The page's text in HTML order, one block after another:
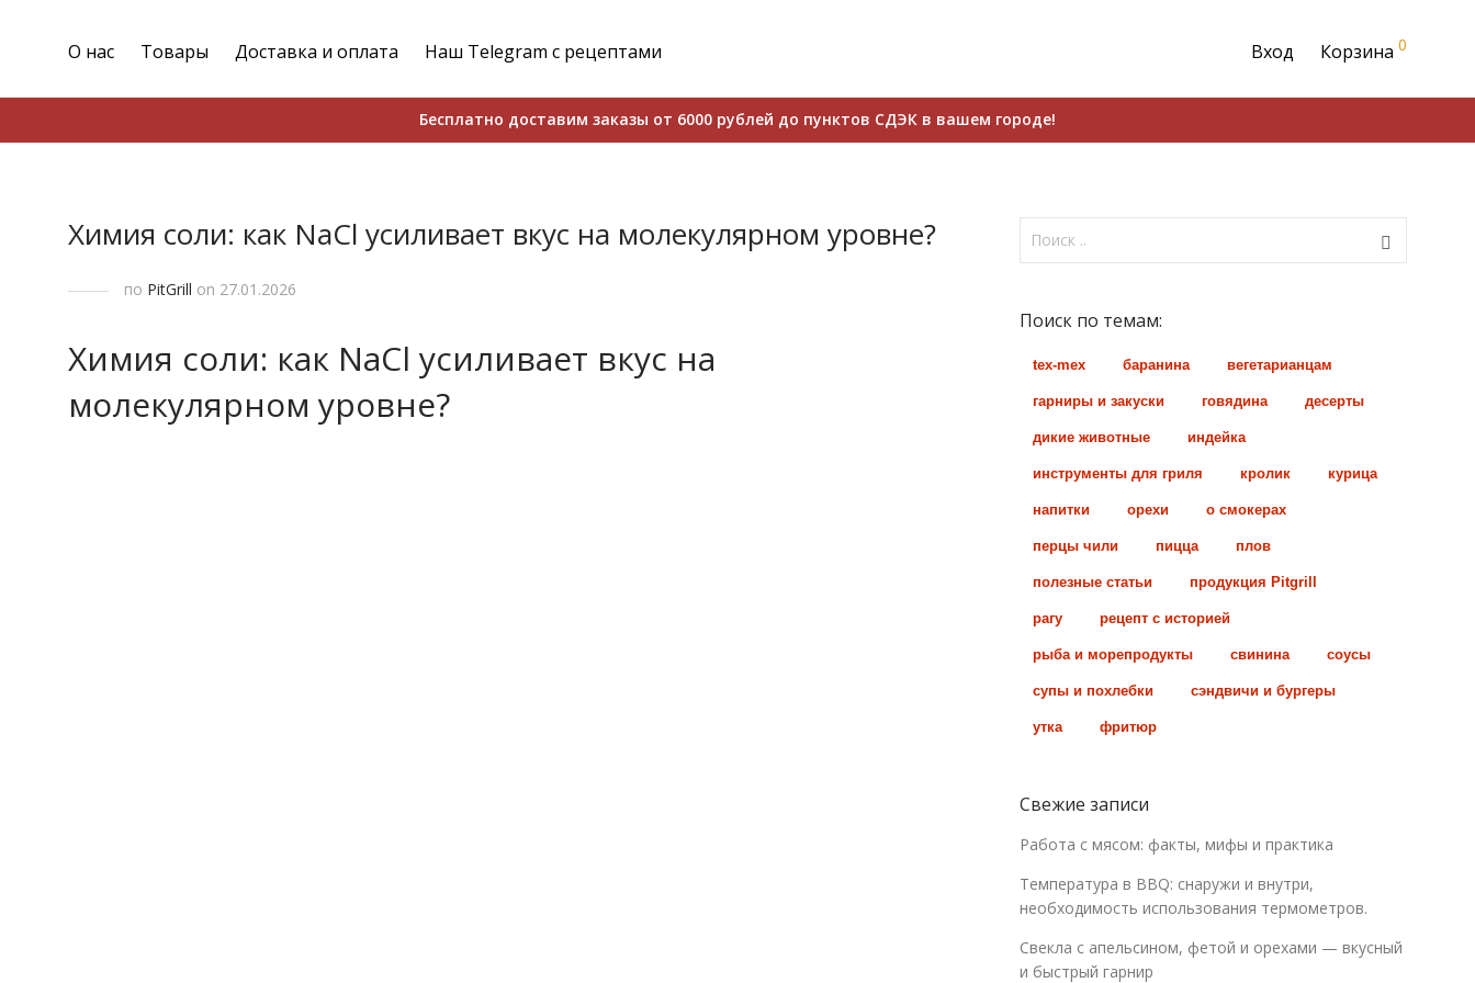
О нас Товары Доставка и оплата Наш Telegram с рецептами Вход Корзина 0
Бесплатно доставим заказы от 6000 рублей до пунктов СДЭК в вашем городе!
Химия соли: как NaCl усиливает вкус на молекулярном уровне?
по PitGrill on 27.01.2026
Химия соли: как NaCl усиливает вкус на
молекулярном уровне?
Поиск по темам:
tex-mex баранина вегетарианцам
гарниры и закуски говядина десерты
дикие животные индейка
инструменты для гриля кролик курица
напитки орехи о смокерах
перцы чили пицца плов
полезные статьи продукция Pitgrill
рагу рецепт с историей
рыба и морепродукты свинина соусы
супы и похлебки сэндвичи и бургеры
утка фритюр
Свежие записи
Работа с мясом: факты, мифы и практика
Температура в BBQ: снаружи и внутри,
необходимость использования термометров.
Свекла с апельсином, фетой и орехами — вкусный
и быстрый гарнир